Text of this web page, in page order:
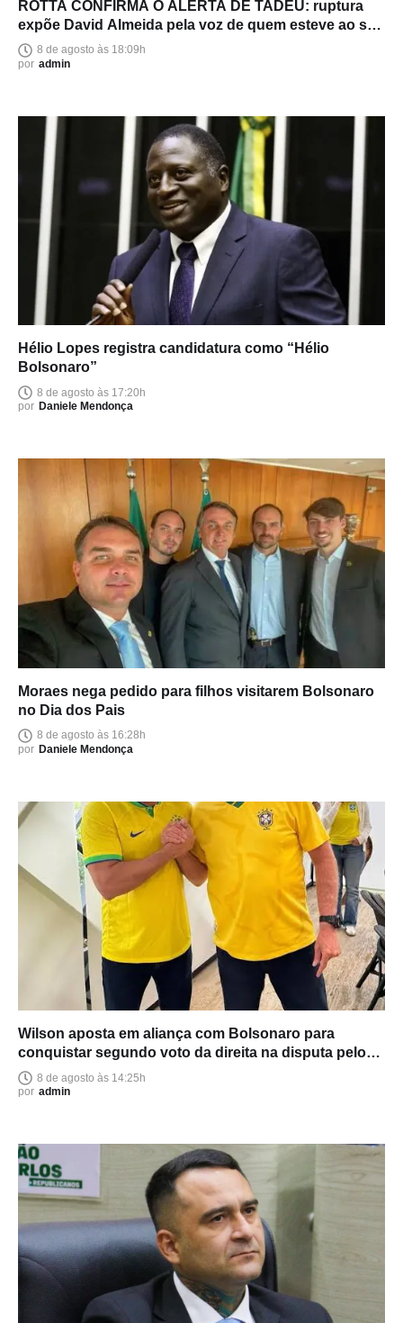
ROTTA CONFIRMA O ALERTA DE TADEU: ruptura
expõe David Almeida pela voz de quem esteve ao seu
lado8 de agosto às 18:09h
por admin
Hélio Lopes registra candidatura como “Hélio
Bolsonaro”
8 de agosto às 17:20h
por Daniele Mendonça
Moraes nega pedido para filhos visitarem Bolsonaro
no Dia dos Pais
8 de agosto às 16:28h
por Daniele Mendonça
Wilson aposta em aliança com Bolsonaro para
conquistar segundo voto da direita na disputa pelo
Senado
8 de agosto às 14:25h
por admin